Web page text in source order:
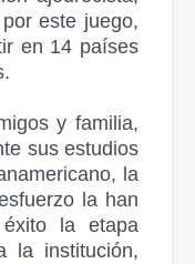
este juego,
en 14 países
y familia,
sus estudios
la
la han
la etapa
la institución,